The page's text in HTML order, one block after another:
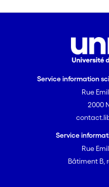
Service information
Rue
2000
Service
Rue
Bâtiment B,